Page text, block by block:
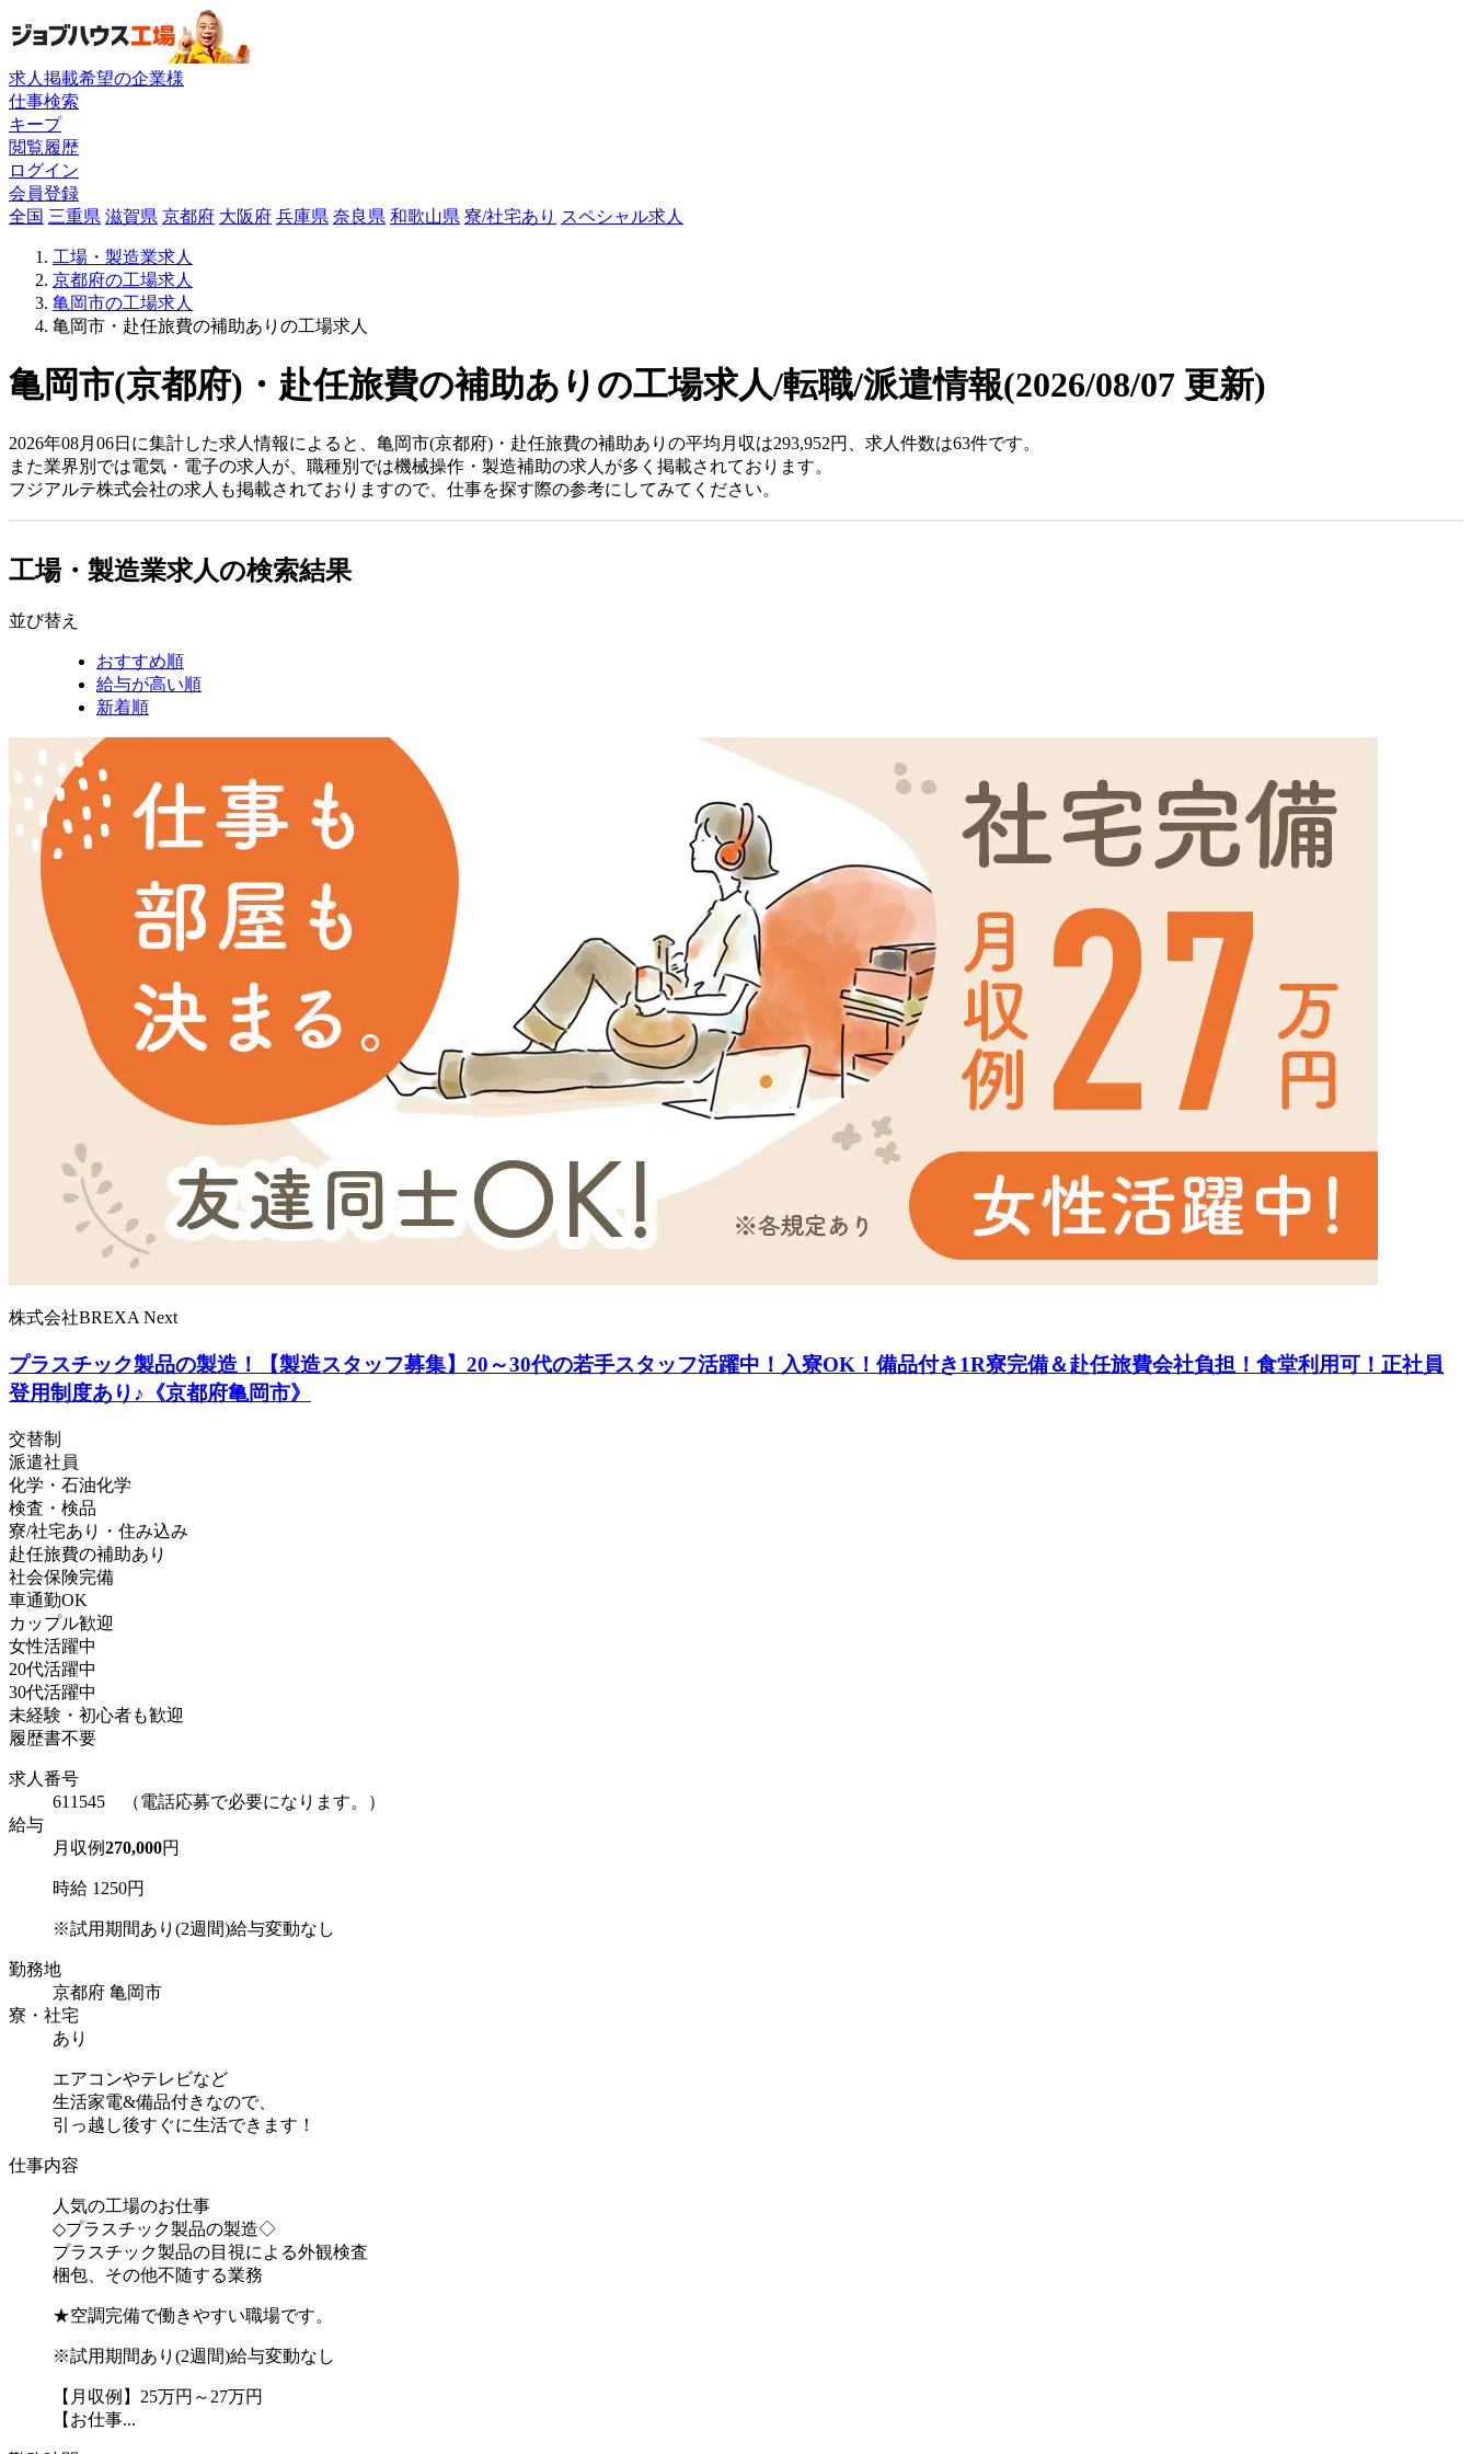
求人掲載希望の企業様
仕事検索
キープ
閲覧履歴
ログイン
会員登録
全国 三重県 滋賀県 京都府 大阪府 兵庫県 奈良県 和歌山県 寮/社宅あり スペシャル求人
工場・製造業求人
京都府の工場求人
亀岡市の工場求人
亀岡市・赴任旅費の補助ありの工場求人
亀岡市(京都府)・赴任旅費の補助ありの工場求人/転職/派遣情報(2026/08/07 更新)
2026年08月06日に集計した求人情報によると、亀岡市(京都府)・赴任旅費の補助ありの平均月収は293,952円、求人件数は63件です。
また業界別では電気・電子の求人が、職種別では機械操作・製造補助の求人が多く掲載されております。
フジアルテ株式会社の求人も掲載されておりますので、仕事を探す際の参考にしてみてください。
工場・製造業求人の検索結果
並び替え
おすすめ順
給与が高い順
新着順
株式会社BREXA Next
プラスチック製品の製造！【製造スタッフ募集】20～30代の若手スタッフ活躍中！入寮OK！備品付き1R寮完備＆赴任旅費会社負担！食堂利用可！正社員
登用制度あり♪《京都府亀岡市》
交替制
派遣社員
化学・石油化学
検査・検品
寮/社宅あり・住み込み
赴任旅費の補助あり
社会保険完備
車通勤OK
カップル歓迎
女性活躍中
20代活躍中
30代活躍中
未経験・初心者も歓迎
履歴書不要
求人番号
611545 （電話応募で必要になります。）
給与
月収例270,000円
時給 1250円
※試用期間あり(2週間)給与変動なし
勤務地
京都府 亀岡市
寮・社宅
あり
エアコンやテレビなど
生活家電&備品付きなので、
引っ越し後すぐに生活できます！
仕事内容
人気の工場のお仕事
◇プラスチック製品の製造◇
プラスチック製品の目視による外観検査
梱包、その他不随する業務
★空調完備で働きやすい職場です。
※試用期間あり(2週間)給与変動なし
【月収例】25万円～27万円
【お仕事...